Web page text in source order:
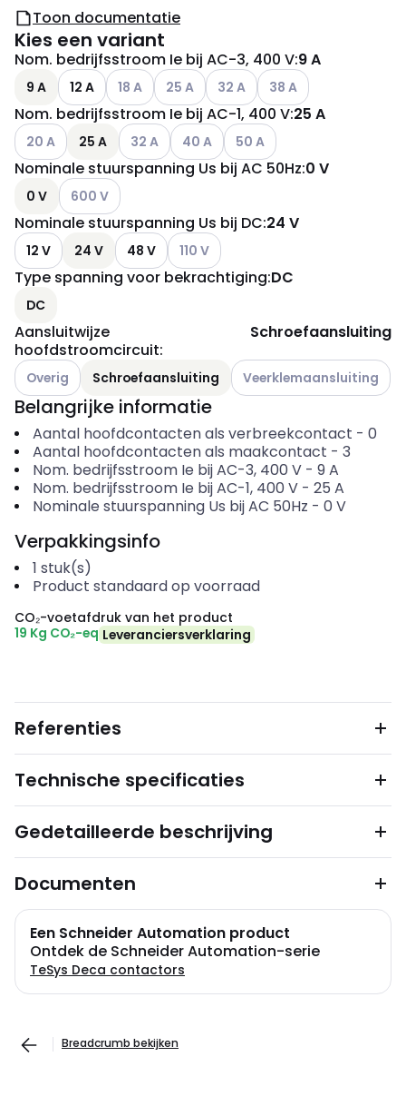
Toon documentatie
Kies een variant
Nom. bedrijfsstroom Ie bij AC-3, 400 V:9 A
9 A 12 A Andere varianten (Huidige combinatie niet
18 A Andere varianten (Huidige combinatie
25 A Andere varianten (Huidige
32 A Andere varianten
38 A
Nom. bedrijfsstroom Ie bij AC-1, 400 V:25 A
Andere varianten (Huidige combinatie niet mogelijk)
20 A 25 A Andere varianten (Huidige combinatie niet
32 A Andere varianten (Huidige
40 A Andere varianten (Huidige
50 A
Nominale stuurspanning Us bij AC 50Hz:0 V
0 V Andere varianten (Huidige combinatie niet mogelijk)
600 V
Nominale stuurspanning Us bij DC:24 V
12 V 24 V 48 V Andere varianten (Huidige
110 V
Type spanning voor bekrachtiging:DC
DC
Aansluitwijze
hoofdstroomcircuit:
Schroefaansluiting
Andere varianten (Huidige combinatie niet mogelijk)
Overig Schroefaansluiting Andere varianten (Huidige
Veerklemaansluiting
Belangrijke informatie
Aantal hoofdcontacten als verbreekcontact - 0
Aantal hoofdcontacten als maakcontact - 3
Nom. bedrijfsstroom Ie bij AC-3, 400 V- 9 A
Nom. bedrijfsstroom Ie bij AC-1, 400 V- 25 A
Nominale stuurspanning Us bij AC 50Hz - 0 V
Verpakkingsinfo
1 stuk(s)
Product standaard op voorraad
CO₂-voetafdruk van het product
19 Kg CO₂-eq Leveranciersverklaring
Referenties
Technische specificaties
Gedetailleerde beschrijving
Documenten
Een Schneider Automation product
Ontdek de Schneider Automation-serie
TeSys Deca contactors
Breadcrumb bekijken